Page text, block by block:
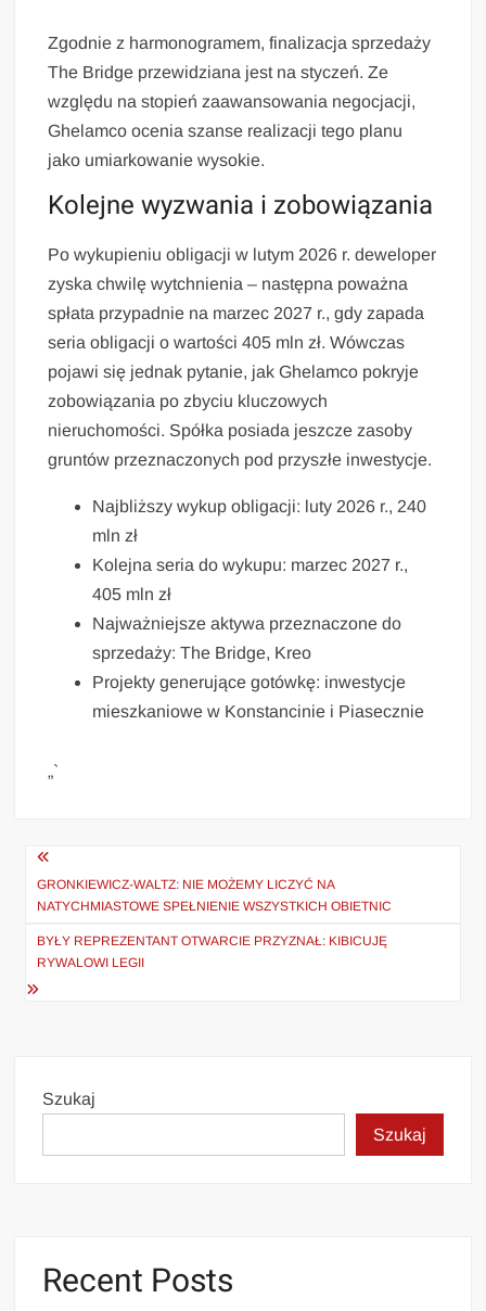
Zgodnie z harmonogramem, finalizacja sprzedaży
The Bridge przewidziana jest na styczeń. Ze
względu na stopień zaawansowania negocjacji,
Ghelamco ocenia szanse realizacji tego planu
jako umiarkowanie wysokie.
Kolejne wyzwania i zobowiązania
Po wykupieniu obligacji w lutym 2026 r. deweloper
zyska chwilę wytchnienia – następna poważna
spłata przypadnie na marzec 2027 r., gdy zapada
seria obligacji o wartości 405 mln zł. Wówczas
pojawi się jednak pytanie, jak Ghelamco pokryje
zobowiązania po zbyciu kluczowych
nieruchomości. Spółka posiada jeszcze zasoby
gruntów przeznaczonych pod przyszłe inwestycje.
Najbliższy wykup obligacji: luty 2026 r., 240
mln zł
Kolejna seria do wykupu: marzec 2027 r.,
405 mln zł
Najważniejsze aktywa przeznaczone do
sprzedaży: The Bridge, Kreo
Projekty generujące gotówkę: inwestycje
mieszkaniowe w Konstancinie i Piasecznie
„`
Nawigacja
wpisu
GRONKIEWICZ-WALTZ: NIE MOŻEMY LICZYĆ NA
NATYCHMIASTOWE SPEŁNIENIE WSZYSTKICH OBIETNIC
BYŁY REPREZENTANT OTWARCIE PRZYZNAŁ: KIBICUJĘ
RYWALOWI LEGII
Szukaj
Szukaj
Recent Posts